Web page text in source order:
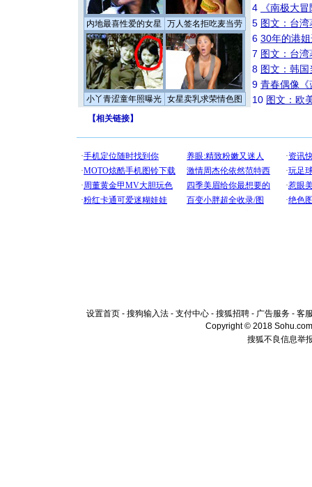
内地最喜性爱的女星 万人签名拒吃麦当劳
小丫青涩童年照曝光 女星卖乳求荣情色图
4
《南极大
5 图文：台
6 30年的港
7 图文：台
8 图文：韩
9 青春偶像《
10 图文：欧
【相关链接】
设置首页 - 搜狗输入法 - 支付中心 - 搜狐招聘 - 广告服务 - 客
Copyright © 2018
搜狐不良信息举